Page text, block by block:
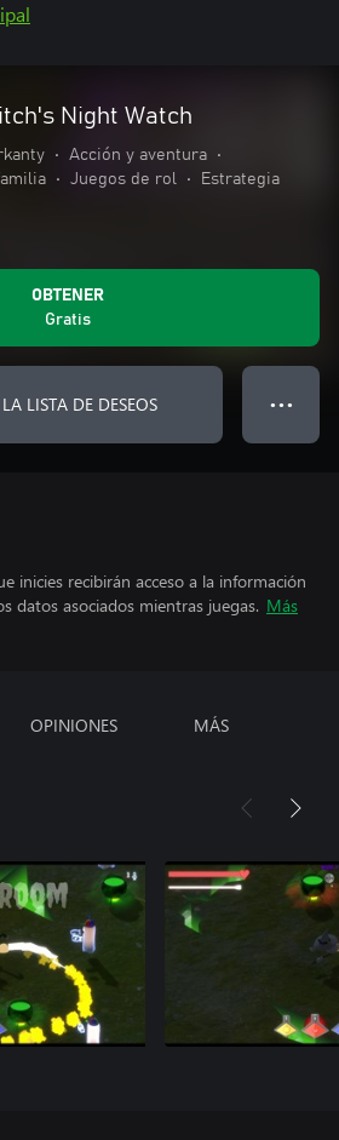
Night Watch
• Acción y aventura
•
• Juegos de rol • Estrategia
OBTENER
Gratis
LISTA DE DESEOS ● ● ●
inicies recibirán acceso a la información
datos asociados mientras juegas. Más
OPINIONES MÁS